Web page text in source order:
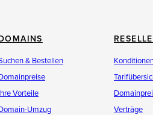
& Bestellen
Vorteile
Umzug
Verträge